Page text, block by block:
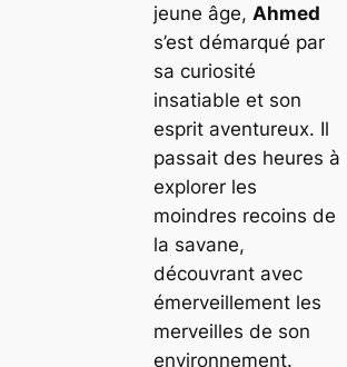
jeune âge, Ahmed
s’est démarqué par
sa curiosité
insatiable et son
esprit aventureux. Il
passait des heures à
explorer les
moindres recoins de
la savane,
découvrant avec
émerveillement les
merveilles de son
environnement.